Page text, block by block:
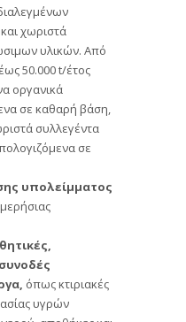
χωριστά
υλικών. Από
50.000 t/έτος
οργανικά
σε καθαρή βάση,
συλλεγέντα
σε
υπολείμματος
όπως κτιριακές
υγρών